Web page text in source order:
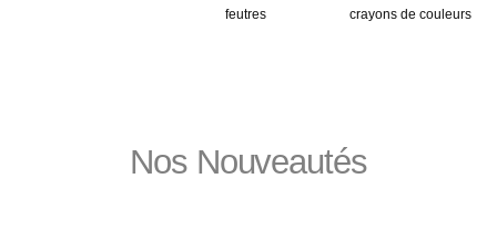
feutres
crayons de couleurs
Nos Nouveautés